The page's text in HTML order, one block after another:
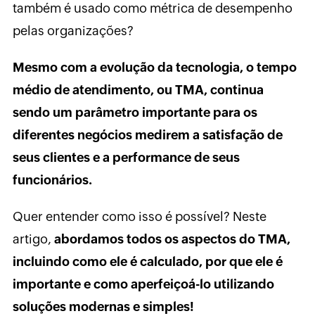
também é usado como métrica de desempenho
pelas organizações?
Mesmo com a evolução da tecnologia, o tempo
médio de atendimento, ou TMA, continua
sendo um parâmetro importante para os
diferentes negócios medirem a satisfação de
seus clientes e a performance de seus
funcionários.
Quer entender como isso é possível? Neste
artigo, abordamos todos os aspectos do TMA,
incluindo como ele é calculado, por que ele é
importante e como aperfeiçoá-lo utilizando
soluções modernas e simples!